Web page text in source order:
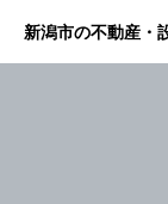
新潟市の不動産・